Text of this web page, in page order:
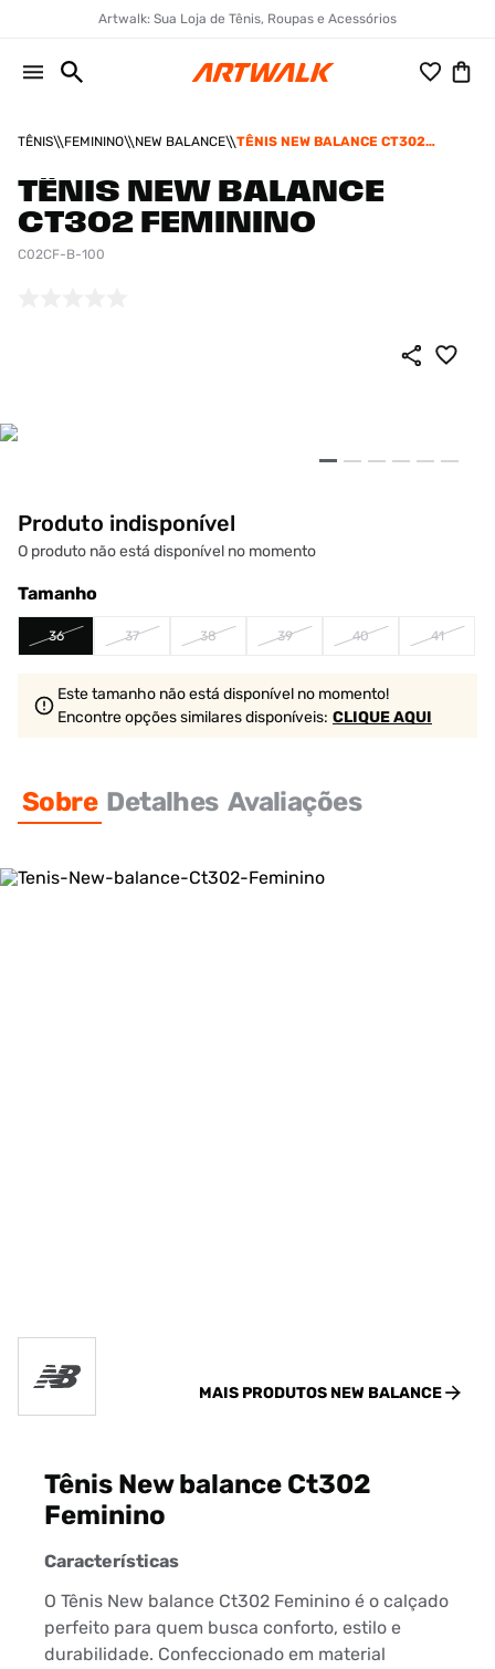
Artwalk: Sua Loja de Tênis, Roupas e Acessórios
TÊNIS FEMININO NEW BALANCE
TÊNIS NEW BALANCE CT302
TÊNIS NEW BALANCE
CT302 FEMININO
C02CF-B-100
Produto indisponível
O produto não está disponível no momento
Tamanho
36 37 38 39 40 41
Este tamanho não está disponível no momento!
Encontre opções similaresdisponíveis: CLIQUE AQUI
Sobre Detalhes Avaliações
MAIS PRODUTOS NEW BALANCE
Tênis New balance Ct302
Feminino
Características
O Tênis New balance Ct302 Feminino é o calçado
perfeito para quem busca conforto, estilo e
durabilidade. Confeccionado em material